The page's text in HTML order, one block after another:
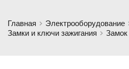
Главная
Электрооборудование
Замки и ключи зажигания
Замок